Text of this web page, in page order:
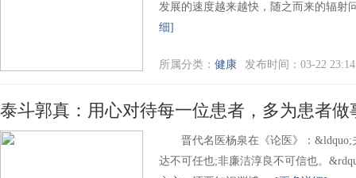
发展的速度越来越快，随之而来的辐射
细]
所属分类： 健康 发布时间：03-22
泰斗郭真：用心对待每一位患者，多为患者做
晋代名医杨泉在《论医》：&ldquo;
达不可任也;非廉洁淳良不可信也。